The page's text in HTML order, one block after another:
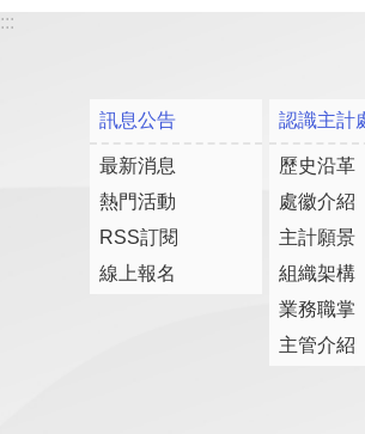
:::
訊息公告
最新消息
熱門活動
RSS訂閱
線上報名
認識主計
歷史沿革
處徽介紹
主計願景
組織架構
業務職掌
主管介紹